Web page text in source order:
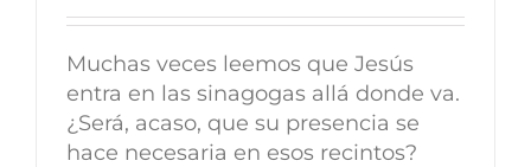
Muchas veces leemos que Jesús
entra en las sinagogas allá donde va.
¿Será, acaso, que su presencia se
hace necesaria en esos recintos?